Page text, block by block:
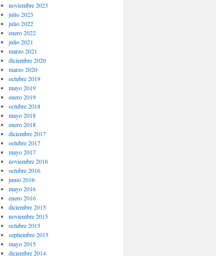
noviembre 2023
julio 2023
julio 2022
enero 2022
julio 2021
marzo 2021
diciembre 2020
marzo 2020
octubre 2019
mayo 2019
enero 2019
octubre 2018
mayo 2018
enero 2018
diciembre 2017
octubre 2017
mayo 2017
noviembre 2016
octubre 2016
junio 2016
mayo 2016
enero 2016
diciembre 2015
noviembre 2015
octubre 2015
septiembre 2015
mayo 2015
diciembre 2014